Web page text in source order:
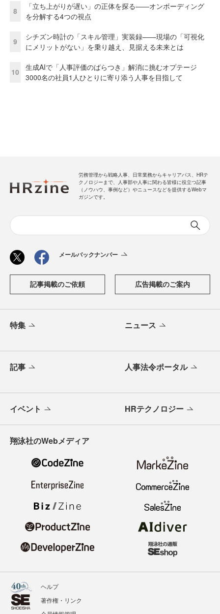
8
「立ち上がりが遅い」の正体を探る——オンボーディング
を分解する4つの視点
9
シチズン時計の「スキル管理」実装録——現場の「可視化
にメリットがない」を乗り越え、見据える未来とは
10
生成AIで「人事評価のばらつき」解消に挑むオプテージ
3000名の社員1人ひとりに寄り添う人事を目指して
労務管理から戦略人事、日常業務からキャリアパス、HRテ
クノロジーまで、人事部や人事に関わる皆様に役立つ記事
（ノウハウ、事例など）やニュースなどを提供するWebマ
ガジンです。
メールバックナンバー
記事掲載のご依頼 広告掲載のご案内
特集 ニュース
記事 人事法令ポータル
イベント HRテクノロジー
翔泳社のWebメディア
ヘルプ
著作権・リンク